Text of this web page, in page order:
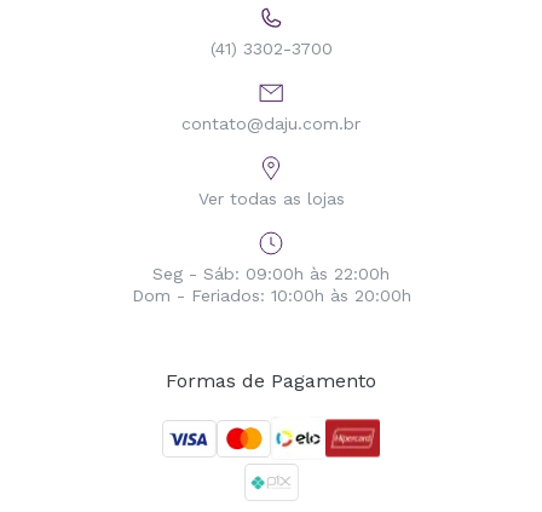
(41) 3302-3700
contato@daju.com.br
Ver todas as lojas
Seg - Sáb: 09:00h às 22:00h
Dom - Feriados: 10:00h às 20:00h
Formas de Pagamento